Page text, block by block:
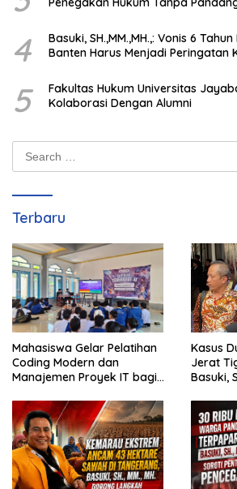
4
Basuki, SH.,MM.,MH.,: Vonis 6
Banten Harus Menjadi Peringatan
5
Fakultas Hukum Universitas
Kolaborasi Dengan Alumni
Search
for:
Terbaru
Mahasiswa Gelar Pelatihan
Coding Modern dan
Manajemen Proyek IT bagi
Kasus
Jerat
Basuki,